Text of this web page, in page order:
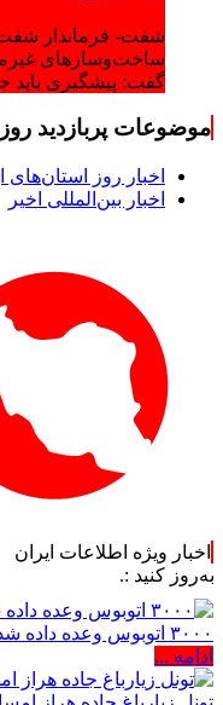
شفت- فرماندار
ساخت‌وسازهای
گفت: پیشگیری باید
موضوعات پربازدید
اخبار روز استان‌های
اخبار بین‌المللی اخیر
اخبار ویژه اطلاعات ایران
۳۰۰۰ اتوبوس وعده داده شده هنوز وارد طرح اربعین نشده است
ادامه ...